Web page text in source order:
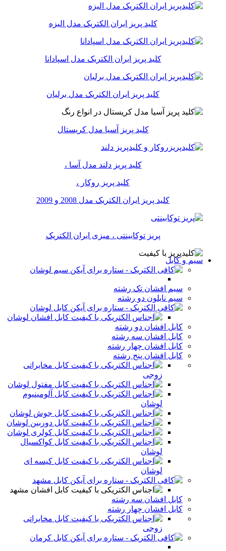
کلید پریز ایران الکتریک مدل الیزه
کلید پریز ایران الکتریک مدل اسپادانا
کلید پریز ایران الکتریک مدل برلیان
کلید پریز آسیا مدل کریستال
کلید پریز دلند مدل آسا ،
کلید پریز روکار ،
کلید پریز ایران الکتریک مدل 2008 و 2009
پریز توکابینتی ، میزی ایران الکتریک
سیم و کابل
سیم لوشان
سیم افشان تک رشته
سیم نایلون دو رشته
کابل لوشان
کابل افشان لوشان
کابل افشان دو رشته
کابل افشان سه رشته
کابل افشان چهار رشته
کابل افشان پنج رشته
کابل مخابراتی
زوجی
کابل مفتول لوشان
کابل آلومینیوم
لوشان
کابل جوش لوشان
کابل دوربین لوشان
کابل کولری لوشان
کابل کواکسیال
لوشان
کابل کیسه ای
لوشان
کابل مشهد
کابل افشان مشهد
کابل افشان سه رشته
کابل افشان چهار رشته
کابل مخابراتی
زوجی
کابل کرمان